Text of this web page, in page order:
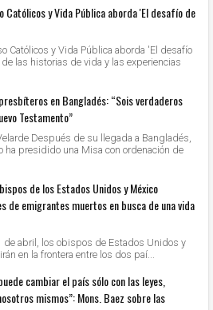
Católicos y Vida Pública aborda 'El desafío de
Católicos y Vida Pública aborda 'El desafío
las historias de vida y las experiencias
en Bangladés: “Sois verdaderos
Testamento”
Después de su llegada a Bangladés,
ha presidido una Misa con ordenación de
de los Estados Unidos y México
de emigrantes muertos en busca de una vida
de abril, los obispos de Estados Unidos y
en la frontera entre los dos paí...
cambiar el país sólo con las leyes,
mismos”: Mons. Baez sobre las